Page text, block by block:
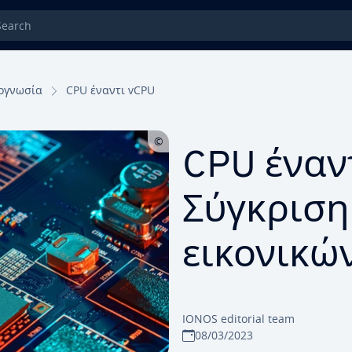
CPU έναντι vCPU
CPU
IONOS editorial team
08/03/2023